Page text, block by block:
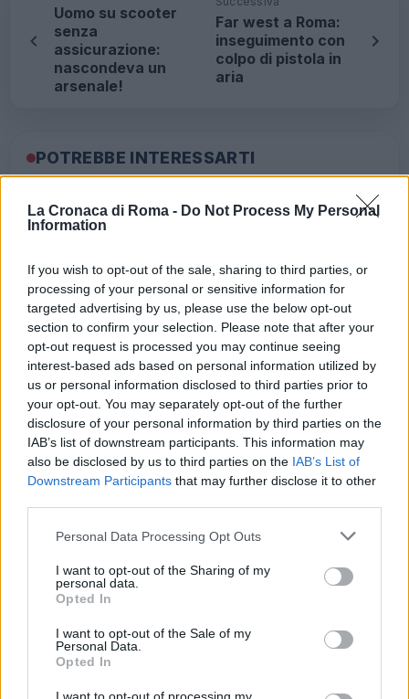
La Cronaca di Roma - Do Not Process My Personal
Information
If you wish to opt-out of the sale, sharing to third parties, or
processing of your personal or sensitive information for
targeted advertising by us, please use the below opt-out
section to confirm your selection. Please note that after your
opt-out request is processed you may continue seeing
interest-based ads based on personal information utilized by
us or personal information disclosed to third parties prior to
your opt-out. You may separately opt-out of the further
disclosure of your personal information by third parties on the
IAB’s list of downstream participants. This information may
also be disclosed by us to third parties on the IAB’s List of
Downstream Participants that may further disclose it to other
Please note that this website/app uses one or more Google
not limited to your visit or usage behaviour. You may click to
grant or deny consent to Google and its third-party tags to
use your data for below specified purposes in below Google
consent section.
Personal Data Processing Opt Outs
I want to opt-out of the Sharing of my
personal data.
Opted In
I want to opt-out of the Sale of my
Personal Data.
Opted In
Uomo su scooter
senza
assicurazione:
nascondeva un
arsenale!
Far west a Roma:
inseguimento con
colpo di pistola in
aria
POTREBBE INTERESSARTI
CASTELLI ROMANI – Vasta
operazione dei Carabinieri per
TOR BELLA MONACA – Lo spaccio
continua anche col Coronavirus
Tag: carabinieri carcere stalking
ARTICOLI CORRELATI
CASTELLI ROMANI – Vasta operazione dei Carabinieri